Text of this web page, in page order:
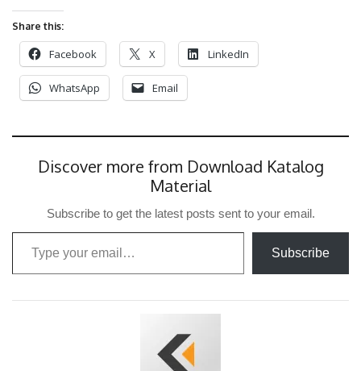
Share this:
Facebook X LinkedIn
WhatsApp Email
Discover more from Download Katalog
Material
Subscribe to get the latest posts sent to your email.
Type your email…
Subscribe